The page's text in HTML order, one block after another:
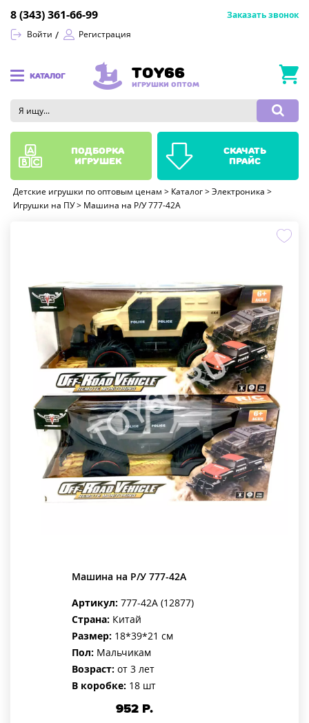
Войти Регистрация
8 (343) 361-66-99 Заказать звонок
КАТАЛОГ TOY66
ИГРУШКИ ОПТОМ
Детские игрушки по оптовым ценам > Каталог > Электроника >
Игрушки на ПУ> Машина на Р/У 777-42A
Машина на Р/У 777-42A
Артикул: 777-42A (12877)
Страна: Китай
Размер: 18*39*21 см
Пол: Мальчикам
Возраст: от 3 лет
В коробке: 18 шт
952Р.
подборка
игрушек
скачать
прайс